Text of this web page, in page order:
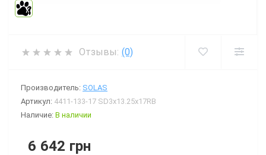
4
Отзывы: (0)
Производитель: SOLAS
Артикул: 4411-133-17 SD3x13.25x17RB
Наличие: В наличии
6 642 грн